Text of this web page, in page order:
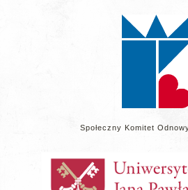
Społeczny Komitet